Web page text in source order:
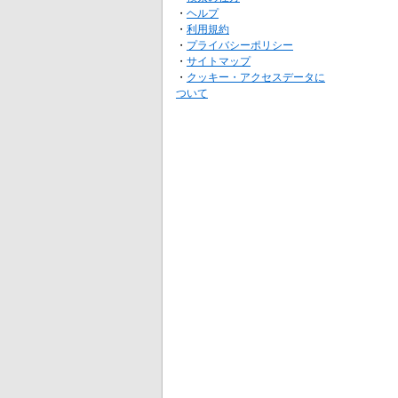
・ ヘルプ
・ 利用規約
・ プライバシーポリシー
・ サイトマップ
・ クッキー・アクセスデータに
ついて